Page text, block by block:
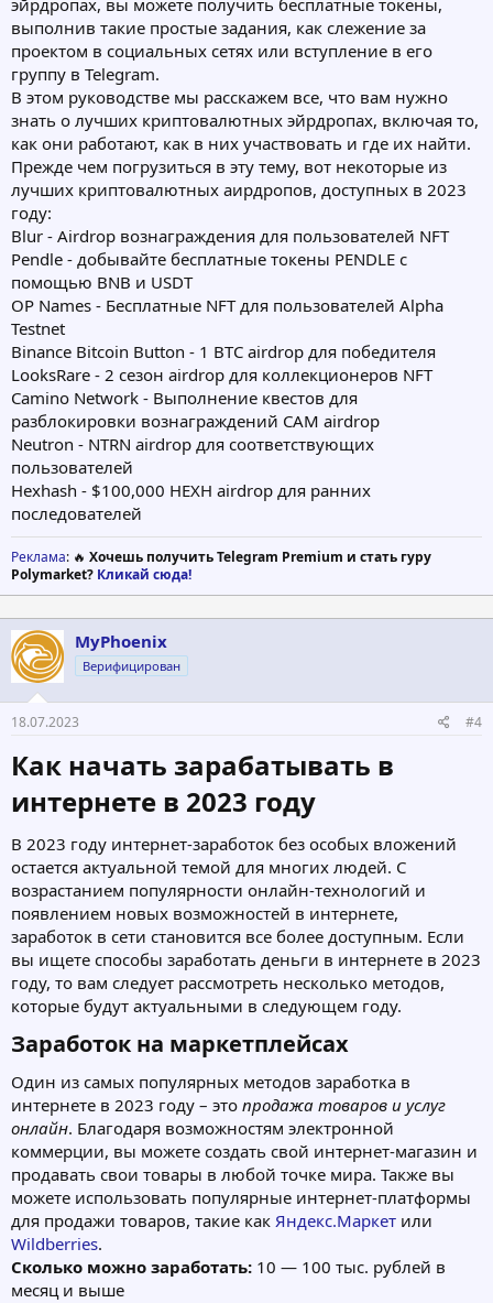
выполнив такие простые задания, как слежение за
проектом в социальных сетях или вступление в его
группу в Telegram.
В этом руководстве мы расскажем все, что вам нужно
знать о лучших криптовалютных эйрдропах, включая то,
как они работают, как в них участвовать и где их найти.
Прежде чем погрузиться в эту тему, вот некоторые из
лучших криптовалютных аирдропов, доступных в 2023
году:
Blur - Airdrop вознаграждения для пользователей NFT
Pendle - добывайте бесплатные токены PENDLE с
помощью BNB и USDT
OP Names - Бесплатные NFT для пользователей Alpha
Testnet
Binance Bitcoin Button - 1 BTC airdrop для победителя
LooksRare - 2 сезон airdrop для коллекционеров NFT
Camino Network - Выполнение квестов для
разблокировки вознаграждений CAM airdrop
Neutron - NTRN airdrop для соответствующих
пользователей
Hexhash - $100,000 HEXH airdrop для ранних
последователей
Реклама: 🔥 Хочешь получить Telegram Premium и стать гуру
Polymarket? Кликай сюда!
MyPhoenix
Верифицирован
18.07.2023 #4
Как начать зарабатывать в
интернете в 2023 году​
В 2023 году интернет-заработок без особых вложений
остается актуальной темой для многих людей. С
возрастанием популярности онлайн-технологий и
появлением новых возможностей в интернете,
заработок в сети становится все более доступным. Если
вы ищете способы заработать деньги в интернете в 2023
году, то вам следует рассмотреть несколько методов,
которые будут актуальными в следующем году.
Заработок на маркетплейсах​
Один из самых популярных методов заработка в
интернете в 2023 году – это продажа товаров и услуг
онлайн. Благодаря возможностям электронной
коммерции, вы можете создать свой интернет-магазин и
продавать свои товары в любой точке мира. Также вы
можете использовать популярные интернет-платформы
для продажи товаров, такие как Яндекс.Маркет или
Wildberries.
Сколько можно заработать: 10 — 100 тыс. рублей в
месяц и выше